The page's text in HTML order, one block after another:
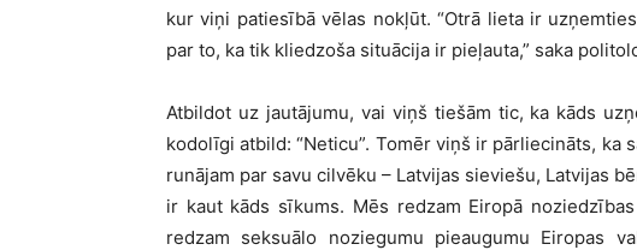
kur viņi patiesībā vēlas nokļūt. “Otrā lieta ir
par to, ka tik kliedzoša situācija ir pieļauta,” saka
Atbildot uz jautājumu, vai viņš tiešām tic, ka kāds
kodolīgi atbild: “Neticu”. Tomēr viņš ir pārliecināts, ka
runājam par savu cilvēku – Latvijas sieviešu, Latvijas
ir kaut kāds sīkums. Mēs redzam Eiropā
redzam seksuālo noziegumu pieaugumu Eiropas